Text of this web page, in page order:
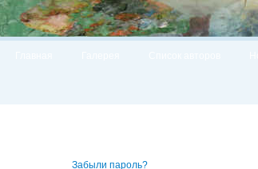
Забыли пароль?